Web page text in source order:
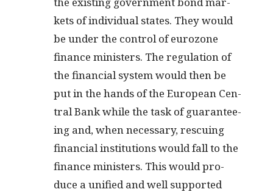
kets of indi­vid­ual states. They would
be under the con­trol of euro­zone
finance min­is­ters. The reg­u­la­tion of
the finan­cial sys­tem would then be
put in the hands of the Euro­pean Cen­
tral Bank while the task of guar­an­tee­
ing and, when nec­es­sary, res­cu­ing
finan­cial insti­tu­tions would fall to the
finance min­is­ters. This would pro­
duce a uni­fied and well sup­port­ed